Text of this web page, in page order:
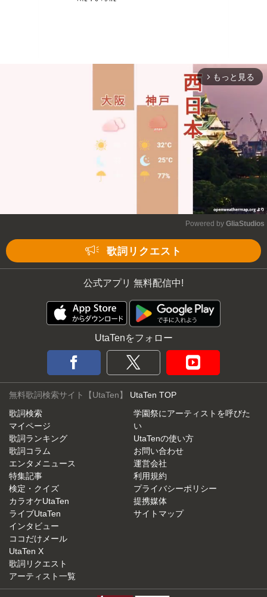
arrow_forward_ios もっと見る
Powered by GliaStudios
歌詞リクエスト
公式アプリ 無料配信中!
UtaTenをフォロー
無料歌詞検索サイト【UtaTen】 UtaTen TOP
歌詞検索
マイページ
歌詞ランキング
歌詞コラム
エンタメニュース
特集記事
検定・クイズ
カラオケUtaTen
ライブUtaTen
インタビュー
ココだけメール
UtaTen X
歌詞リクエスト
アーティスト一覧
学園祭にアーティストを呼びた
い
UtaTenの使い方
お問い合わせ
運営会社
利用規約
プライバシーポリシー
提携媒体
サイトマップ